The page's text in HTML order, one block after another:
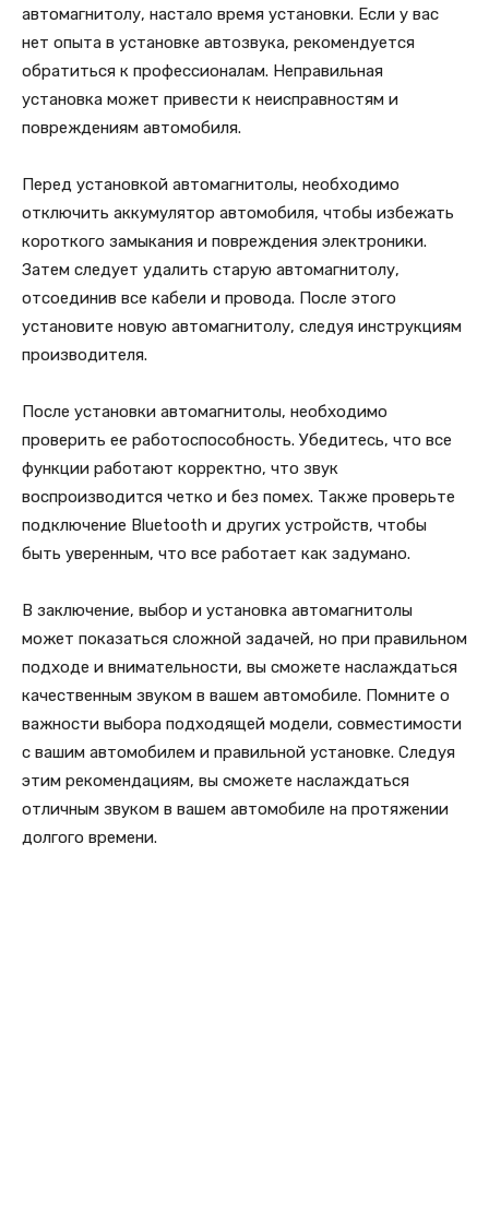
автомагнитолу, настало время установки. Если у вас
нет опыта в установке автозвука, рекомендуется
обратиться к профессионалам. Неправильная
установка может привести к неисправностям и
повреждениям автомобиля.
Перед установкой автомагнитолы, необходимо
отключить аккумулятор автомобиля, чтобы избежать
короткого замыкания и повреждения электроники.
Затем следует удалить старую автомагнитолу,
отсоединив все кабели и провода. После этого
установите новую автомагнитолу, следуя инструкциям
производителя.
После установки автомагнитолы, необходимо
проверить ее работоспособность. Убедитесь, что все
функции работают корректно, что звук
воспроизводится четко и без помех. Также проверьте
подключение Bluetooth и других устройств, чтобы
быть уверенным, что все работает как задумано.
В заключение, выбор и установка автомагнитолы
может показаться сложной задачей, но при правильном
подходе и внимательности, вы сможете наслаждаться
качественным звуком в вашем автомобиле. Помните о
важности выбора подходящей модели, совместимости
с вашим автомобилем и правильной установке. Следуя
этим рекомендациям, вы сможете наслаждаться
отличным звуком в вашем автомобиле на протяжении
долгого времени.